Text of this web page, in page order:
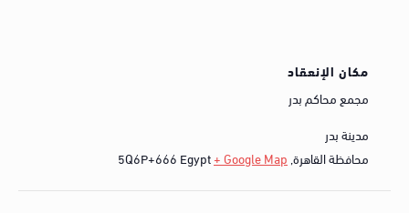
مكان الإنعقاد
مجمع محاكم بدر
مدينة بدر
محافظة القاهرة,
5Q6P+666 Egypt+ Google Map